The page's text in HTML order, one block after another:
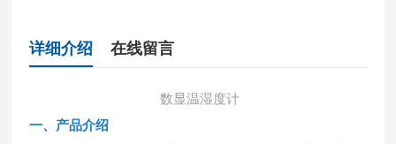
详细介绍 在线留言
数显温湿度计
一、 产品介绍